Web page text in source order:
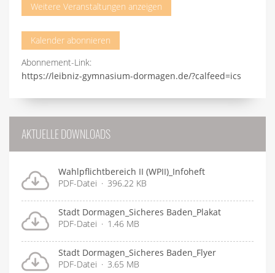
Weitere Veranstaltungen anzeigen
Kalender abonnieren
Abonnement-Link:
https://leibniz-gymnasium-dormagen.de/?calfeed=ics
AKTUELLE DOWNLOADS
Wahlpflichtbereich II (WPII)_Infoheft
PDF-Datei
396.22 KB
Stadt Dormagen_Sicheres Baden_Plakat
PDF-Datei
1.46 MB
Stadt Dormagen_Sicheres Baden_Flyer
PDF-Datei
3.65 MB